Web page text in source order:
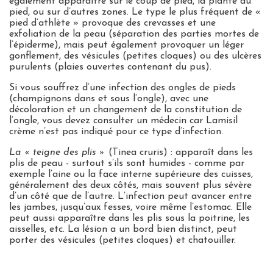
pied, ou sur d’autres zones. Le type le plus fréquent de «
pied d’athlète » provoque des crevasses et une
exfoliation de la peau (séparation des parties mortes de
l’épiderme), mais peut également provoquer un léger
gonflement, des vésicules (petites cloques) ou des ulcères
purulents (plaies ouvertes contenant du pus).
Si vous souffrez d’une infection des ongles de pieds
(champignons dans et sous l’ongle), avec une
décoloration et un changement de la constitution de
l’ongle, vous devez consulter un médecin car Lamisil
crème n’est pas indiqué pour ce type d’infection.
La « teigne des plis » (Tinea cruris) : apparaît dans les
plis de peau - surtout s’ils sont humides - comme par
exemple l’aine ou la face interne supérieure des cuisses,
généralement des deux côtés, mais souvent plus sévère
d’un côté que de l’autre. L’infection peut avancer entre
les jambes, jusqu’aux fesses, voire même l’estomac. Elle
peut aussi apparaître dans les plis sous la poitrine, les
aisselles, etc. La lésion a un bord bien distinct, peut
porter des vésicules (petites cloques) et chatouiller.